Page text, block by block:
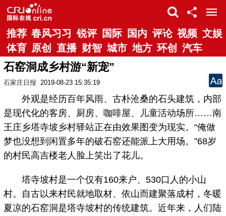
推荐 春风习习 锐评 国际 国内 评论 视频 文娱
体育 原创 直播 财智 城市 地方 环创 汽车
石窑洞成乡村游“新宠”
石家庄日报 2019-08-23 15:35:19
外观是经历百年风雨、古朴沧桑的石头建筑，内部
是现代化的客房、厨房、咖啡屋、儿童活动场所……南
王庄乡塔寺坡乡村驿站正在由效果图变为现实。“俺做
梦也没想到闲置多年的破石窑还能派上大用场。”68岁
的村民高吉楼老人脸上笑出了花儿。
塔寺坡村是一个仅有160来户、530口人的小山
村。自古以来村民就地取材、依山而建聚落成村，冬暖
夏凉的石窑洞是塔寺坡村的传统建筑。近年来，人们陆